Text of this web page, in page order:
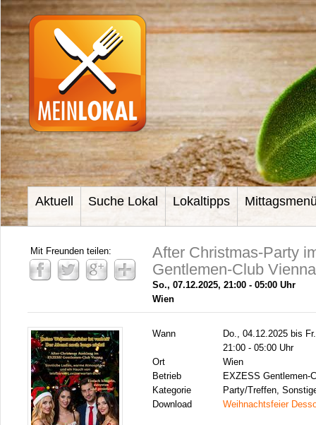
Aktuell Suche Lokal Lokaltipps
Mit Freunden teilen:
After Christmas-Party
Gentlemen-Club Vienna
So., 07.12.2025, 21:00 - 05:00 Uhr
Wien
Wann
Do., 04.12.2025 bis
21:00 - 05:00 Uhr
Ort
Wien
Betrieb
EXZESS Gentlemen-
Kategorie
Party/Treffen,
Download
Weihnachtsfeier